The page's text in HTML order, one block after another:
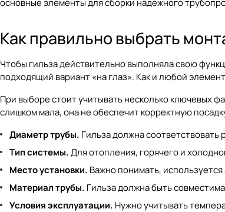
основные элементы для сборки надежного
Как правильно выбрать
Чтобы гильза действительно выполняла свою
подходящий вариант «на глаз». Как и любой
При выборе стоит учитывать несколько ключевых
слишком мала, она не обеспечит корректную
Диаметр трубы. Гильза должна
Тип системы.Для отопления, горячего и
Место установки. Важно понимать,
Материал трубы. Гильза должна быть
Условия эксплуатации. Нужно учитывать